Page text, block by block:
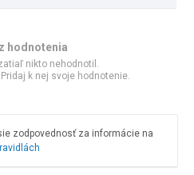
hodnotenia
nikto nehodnotil.
Pridaj k nej svoje hodnotenie.
zodpovednosť za informácie na